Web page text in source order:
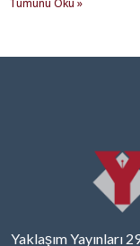
Tümünü Oku »
Yaklaşım Yayınları